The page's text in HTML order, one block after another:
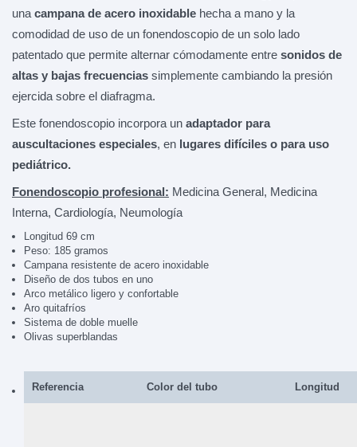
una campana de acero inoxidable hecha a mano y la
comodidad de uso de un fonendoscopio de un solo lado
patentado que permite alternar cómodamente entre sonidos de
altas y bajas frecuencias simplemente cambiando la presión
ejercida sobre el diafragma.
Este fonendoscopio incorpora un adaptador para
auscultaciones especiales, en lugares difíciles o para uso
pediátrico.
Fonendoscopio profesional: Medicina General, Medicina
Interna, Cardiología, Neumología
Longitud 69 cm
Peso: 185 gramos
Campana resistente de acero inoxidable
Diseño de dos tubos en uno
Arco metálico ligero y confortable
Aro quitafríos
Sistema de doble muelle
Olivas superblandas
Referencia Color del tubo Longitud